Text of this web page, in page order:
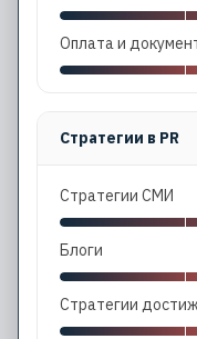
Оплата и
Стратегии в PR
Стратегии СМИ
Блоги
Стратегии